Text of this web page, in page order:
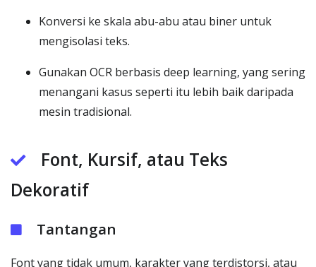
Konversi ke skala abu-abu atau biner untuk
mengisolasi teks.
Gunakan OCR berbasis deep learning, yang sering
menangani kasus seperti itu lebih baik daripada
mesin tradisional.
Font, Kursif, atau Teks
Dekoratif
Tantangan
Font yang tidak umum, karakter yang terdistorsi, atau